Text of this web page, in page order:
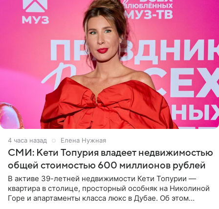
4 часа назад Елена Нужная
СМИ: Кети Топурия владеет недвижимостью
общей стоимостью 600 миллионов рублей
В активе 39-летней недвижимости Кети Топурии —
квартира в столице, просторный особняк на Николиной
Горе и апартаменты класса люкс в Дубае. Об этом